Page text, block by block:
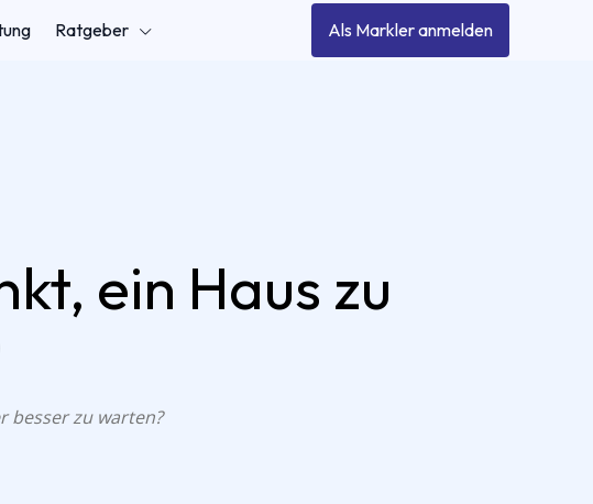
Ratgeber Als Markler anmelden
ein Haus zu
besser zu warten?